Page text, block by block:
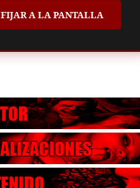
FIJAR A LA PANTALLA